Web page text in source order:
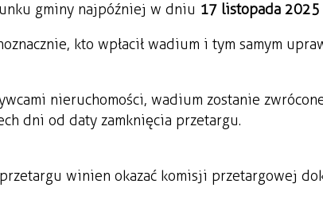
gminy najpóźniej w dniu 17 listopada
kto wpłacił wadium i tym samym
nieruchomości, wadium zostanie
dni od daty zamknięcia przetargu.
winien okazać komisji przetargowej